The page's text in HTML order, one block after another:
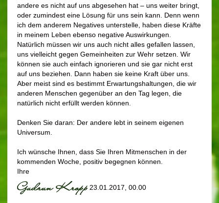
andere es nicht auf uns abgesehen hat – uns weiter bringt,
oder zumindest eine Lösung für uns sein kann. Denn wenn
ich dem anderem Negatives unterstelle, haben diese Kräfte
in meinem Leben ebenso negative Auswirkungen.
Natürlich müssen wir uns auch nicht alles gefallen lassen,
uns vielleicht gegen Gemeinheiten zur Wehr setzen. Wir
können sie auch einfach ignorieren und sie gar nicht erst
auf uns beziehen. Dann haben sie keine Kraft über uns.
Aber meist sind es bestimmt Erwartungshaltungen, die wir
anderen Menschen gegenüber an den Tag legen, die
natürlich nicht erfüllt werden können.
Denken Sie daran: Der andere lebt in seinem eigenen
Universum.
Ich wünsche Ihnen, dass Sie Ihren Mitmenschen in der
kommenden Woche, positiv begegnen können.
Ihre
23.01.2017, 00.00